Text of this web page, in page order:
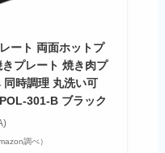
ート 両面ホットプ
プレート 焼き肉プ
同時調理 丸洗い可
301-B ブラック
調べ）